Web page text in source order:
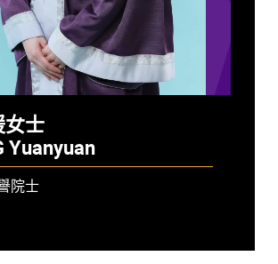
女士
Yuanyuan
院士